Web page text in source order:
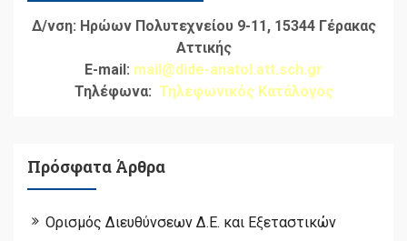
Δ/νση: Ηρώων Πολυτεχνείου 9-11, 15344 Γέρακας
Αττικής
E-mail: mail@dide-anatol.att.sch.gr
Τηλέφωνα: Τηλεφωνικός Κατάλογος
Πρόσφατα Άρθρα
Ορισμός Διευθύνσεων Δ.Ε. και Εξεταστικών